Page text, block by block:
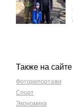
Также на сайте
Фоторепортажи
Спорт
Экономика